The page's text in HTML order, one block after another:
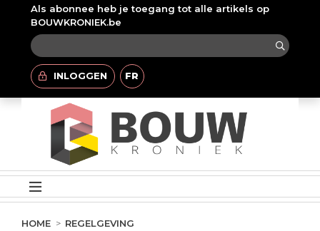
Als abonnee heb je toegang tot alle artikels op
BOUWKRONIEK.be
INLOGGEN FR
HOME REGELGEVING